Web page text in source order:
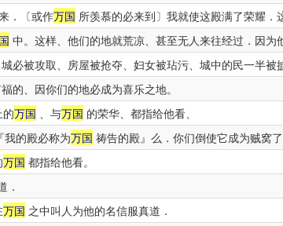
．〔或作万国 所羡慕的必来到〕我就使这殿满了荣耀．
中。这样、他们的地就荒凉、甚至无人来往经过．因为
必被攻取、房屋被抢夺、妇女被玷污、城中的民一半被
的、因你们的地必成为喜乐之地。
万国 、与万国 的荣华、都指给他看、
我的殿必称为万国 祷告的殿』么．你们倒使它成为贼窝了
万国 都指给他看。
．
万国 之中叫人为他的名信服真道．